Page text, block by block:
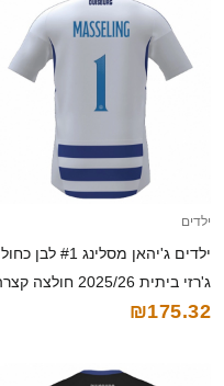
ילדים
ילדים ג'יהאן מסלינג #1 לבן כחול
ג'רזי ביתית 2025/26 חולצה קצרה
₪175.32